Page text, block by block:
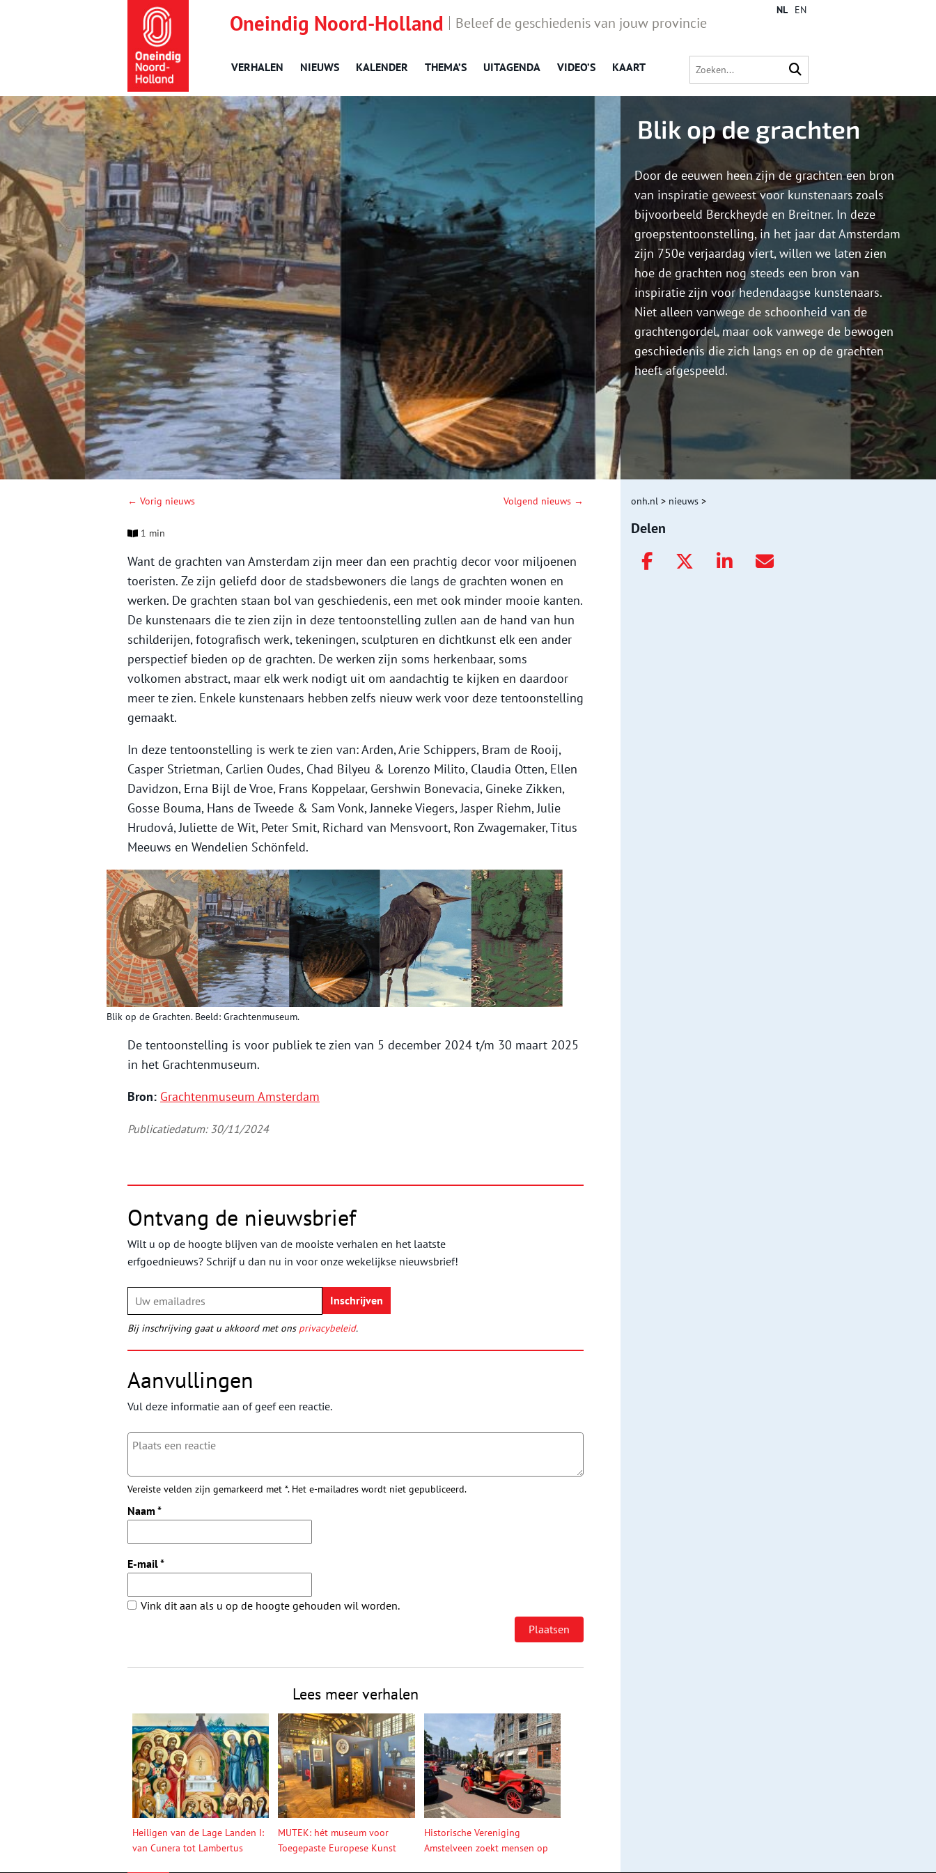
Oneindig Noord-Holland Beleef de geschiedenis van jouw provincie
VERHALEN NIEUWS KALENDER THEMA’S UITAGENDA VIDEO’S KAART
NL EN
Blik op de grachten
Door de eeuwen heen zijn de grachten een bron
van inspiratie geweest voor kunstenaars zoals
bijvoorbeeld Berckheyde en Breitner. In deze
groepstentoonstelling, in het jaar dat Amsterdam
zijn 750e verjaardag viert, willen we laten zien
hoe de grachten nog steeds een bron van
inspiratie zijn voor hedendaagse kunstenaars.
Niet alleen vanwege de schoonheid van de
grachtengordel, maar ook vanwege de bewogen
geschiedenis die zich langs en op de grachten
heeft afgespeeld.
← Vorig nieuws Volgend nieuws →
1 min
Want de grachten van Amsterdam zijn meer dan een prachtig decor voor miljoenen
toeristen. Ze zijn geliefd door de stadsbewoners die langs de grachten wonen en
werken. De grachten staan bol van geschiedenis, een met ook minder mooie kanten.
De kunstenaars die te zien zijn in deze tentoonstelling zullen aan de hand van hun
schilderijen, fotografisch werk, tekeningen, sculpturen en dichtkunst elk een ander
perspectief bieden op de grachten. De werken zijn soms herkenbaar, soms
volkomen abstract, maar elk werk nodigt uit om aandachtig te kijken en daardoor
meer te zien. Enkele kunstenaars hebben zelfs nieuw werk voor deze tentoonstelling
gemaakt.
In deze tentoonstelling is werk te zien van: Arden, Arie Schippers, Bram de Rooij,
Casper Strietman, Carlien Oudes, Chad Bilyeu & Lorenzo Milito, Claudia Otten, Ellen
Davidzon, Erna Bijl de Vroe, Frans Koppelaar, Gershwin Bonevacia, Gineke Zikken,
Gosse Bouma, Hans de Tweede & Sam Vonk, Janneke Viegers, Jasper Riehm, Julie
Hrudová, Juliette de Wit, Peter Smit, Richard van Mensvoort, Ron Zwagemaker, Titus
Meeuws en Wendelien Schönfeld.
Blik op de Grachten. Beeld: Grachtenmuseum.
De tentoonstelling is voor publiek te zien van 5 december 2024 t/m 30 maart 2025
in het Grachtenmuseum.
Bron: Grachtenmuseum Amsterdam
Publicatiedatum: 30/11/2024
Ontvang de nieuwsbrief
Wilt u op de hoogte blijven van de mooiste verhalen en het laatste
erfgoednieuws? Schrijf u dan nu in voor onze wekelijkse nieuwsbrief!
Bij inschrijving gaat u akkoord met ons privacybeleid.
Aanvullingen
Vul deze informatie aan of geef een reactie.
Vereiste velden zijn gemarkeerd met *. Het e-mailadres wordt niet gepubliceerd.
Naam *
E-mail*
Vink dit aan als u op de hoogte gehouden wil worden.
Lees meer verhalen
Heiligen van de Lage Landen I:
van Cunera tot Lambertus
MUTEK: hét museum voor
Toegepaste Europese Kunst
Historische Vereniging
Amstelveen zoekt mensen op
onh.nl > nieuws >
Delen